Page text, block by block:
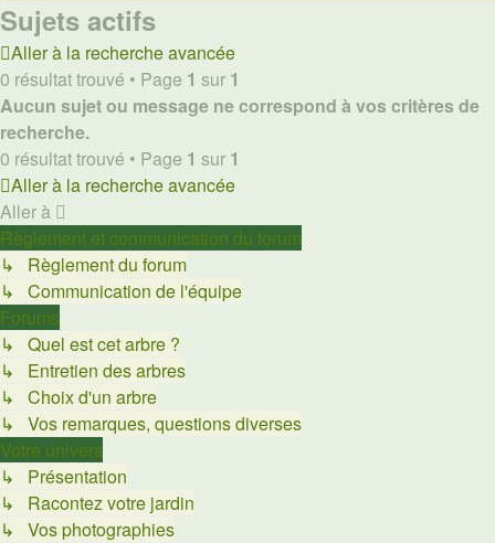
Sujets actifs
Aller à la recherche avancée
0 résultat trouvé • Page 1 sur 1
Aucun sujet ou message ne correspond à vos critères de
recherche.
0 résultat trouvé • Page 1 sur 1
Aller à la recherche avancée
Aller à
Règlement et communication du forum
↳ Règlement du forum
↳ Communication de l'équipe
Forums
↳ Quel est cet arbre ?
↳ Entretien des arbres
↳ Choix d'un arbre
↳ Vos remarques, questions diverses
Votre univers
↳ Présentation
↳ Racontez votre jardin
↳ Vos photographies